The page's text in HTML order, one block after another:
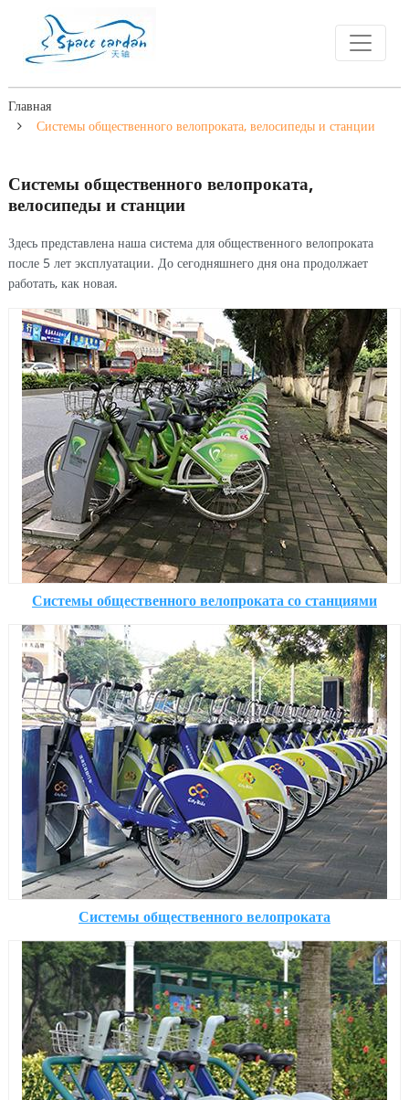
Главная
Системы общественного велопроката, велосипеды и станции
Системы общественного велопроката,
велосипеды и станции
Здесь представлена наша система для общественного велопроката
после 5 лет эксплуатации. До сегодняшнего дня она продолжает
работать, как новая.
Системы общественного велопроката со станциями
Системы общественного велопроката